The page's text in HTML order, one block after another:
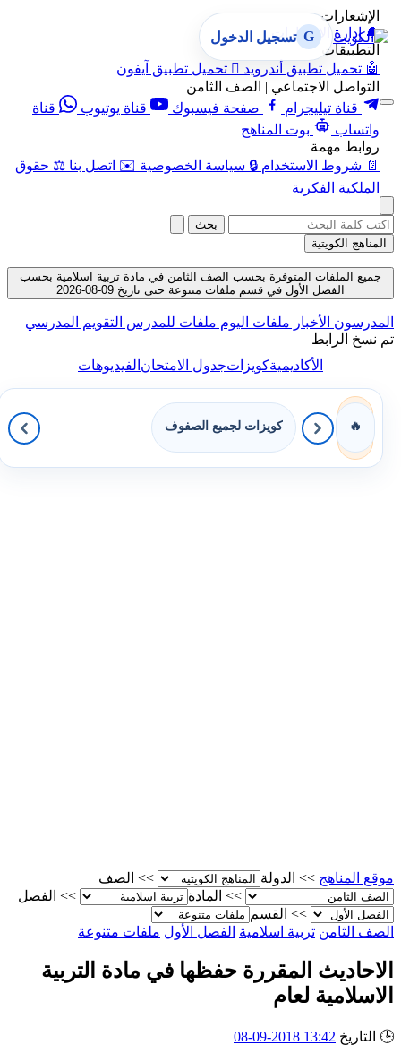
الإشعارات
🔔 إدارة الإشعارات
التطبيقات
🤖 تحميل تطبيق أندرويد  تحميل تطبيق آيفون
التواصل الاجتماعي | الصف الثامن
قناة تيليجرام
صفحة فيسبوك قناة يوتيوب
قناة
واتساب
بوت المناهج
روابط مهمة
📄 شروط الاستخدام 🔒 سياسة الخصوصية ✉️ اتصل بنا ⚖️ حقوق
الملكية الفكرية
G تسجيل الدخول
بحث
المناهج الكويتية
جميع الملفات المتوفرة بحسب الصف الثامن في مادة تربية اسلامية بحسب
الفصل الأول في قسم ملفات متنوعة حتى تاريخ 09-08-2026
المدرسونالأخبار ملفات اليومملفات للمدرس التقويم المدرسي
تم نسخ الرابط
الأكاديميةكويزاتجدول الامتحانالفيديوهات
🔥 كويزات لجميع الصفوف
موقع المناهج >> الدولة >> الصف
>> المادة >> الفصل
>> القسم
الصف الثامن تربية اسلامية الفصل الأول ملفات متنوعة
الاحاديث المقررة حفظها في مادة التربية
الاسلامية لعام
🕒 التاريخ 13:42 2018-09-08